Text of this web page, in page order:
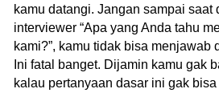
kamu datangi. Jangan sampai saat
interviewer “Apa yang Anda tahu
kami?”, kamu tidak bisa menjawab
Ini fatal banget. Dijamin kamu gak
kalau pertanyaan dasar ini gak